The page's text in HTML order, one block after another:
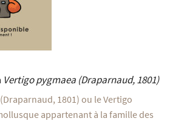
Vertigo pygmaea (Draparnaud, 1801)
1801) ou le Vertigo
appartenant à la famille des